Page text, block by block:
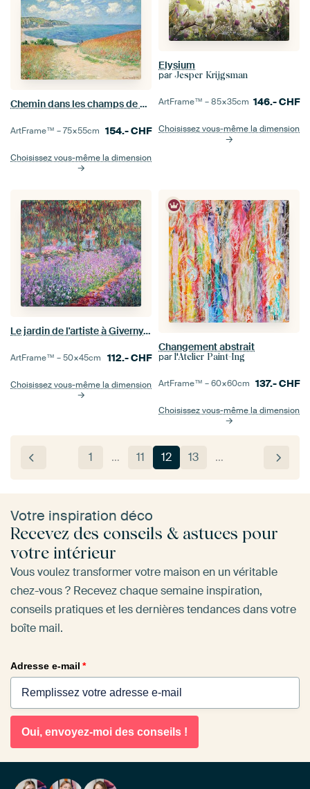
Chemin dans les champs de blé à Pourville, Claude Monet
ArtFrame™ –75×55cm 154.-CHF
Choisissez vous-même la dimension
Elysium
par Jesper Krijgsman
ArtFrame™ –85×35cm 146.-CHF
Choisissez vous-même la dimension
Le jardin de l'artiste à Giverny, Claude Monet
ArtFrame™ –50×45cm 112.-CHF
Choisissez vous-même la dimension
Changement abstrait
par l'Atelier Paint-Ing
ArtFrame™ –60×60cm 137.-CHF
Choisissez vous-même la dimension
1 … 11 12 13 …
Votre inspiration déco
Recevez des conseils & astuces pour
votre intérieur
Vous voulez transformer votre maison en un véritable
chez-vous ? Recevez chaque semaine inspiration,
conseils pratiques et les dernières tendances dans votre
boîte mail.
Adresse e-mail *
Oui, envoyez-moi des conseils !